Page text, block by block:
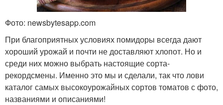
Фото: newsbytesapp.com
При благоприятных условиях помидоры всегда дают
хороший урожай и почти не доставляют хлопот. Но и
среди них можно выбрать настоящие сорта-
рекордсмены. Именно это мы и сделали, так что лови
каталог самых высокоурожайных сортов томатов с фото,
названиями и описаниями!